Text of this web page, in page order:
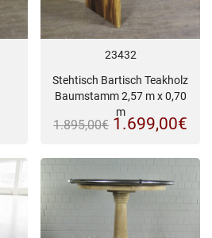
23432
Stehtisch Bartisch Teakholz
Baumstamm 2,57 m x 0,70
m
1.895,00€ Il
era:
1.895,00€.
1.699,00€
è: